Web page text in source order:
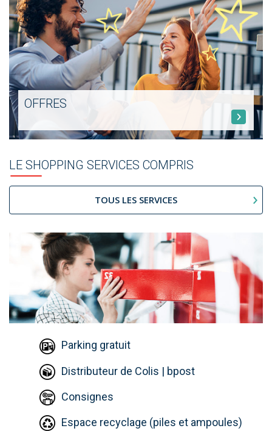
OFFRES
LE SHOPPING SERVICES COMPRIS
TOUS LES SERVICES
Parking gratuit
Distributeur de Colis | bpost
Consignes
Espace recyclage (piles et ampoules)